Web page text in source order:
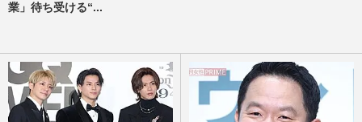
業」待ち受ける“...